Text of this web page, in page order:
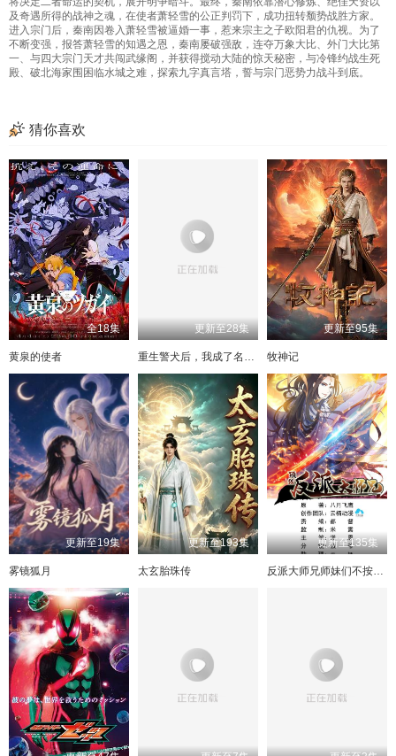
157 158 159 160
161 162 163 164
169
173 176
177 180
181
117 118 119 120
121 122 123 124
129
133 136
137 140
141 144
145 148
149 152
153 154 155 156
157 158 159
161 162 163 164
165 166 167 168
169 170 171 172
173 174 175 176
177 178 179 180
77 78 79 80
81 82 83 84
89
93 96
97 100
101 104
105 108
109 112
113 114 115 116
117 118 119
121 122 123 124
125 126 127 128
129 130 131 132
133 134 135 136
137 138 139 140
145
149
153 156
157 160
161
及奇遇所得的战神之魂，在使者萧轻雪的公正判罚下，成功扭转颓势战胜方家。
进入宗门后，秦南因卷入萧轻雪被逼婚一事，惹来宗主之子欧阳君的仇视。为了
不断变强，报答萧轻雪的知遇之恩，秦南屡破强敌，连夺万象大比、外门大比第
一、与四大宗门天才共闯武缘阁，并获得搅动大陆的惊天秘密，与冷锋约战生死
殿、破北海家围困临水城之难，探索九字真言塔，誓与宗门恶势力战斗到底。
猜你喜欢
全18集
黄泉的使者
更新至28集
重生警犬后，我成了名侦探
更新至95集
牧神记
更新至19集
雾镜狐月
更新至193集
太玄胎珠传
更新至135集
反派大师兄师妹们不按套路出牌